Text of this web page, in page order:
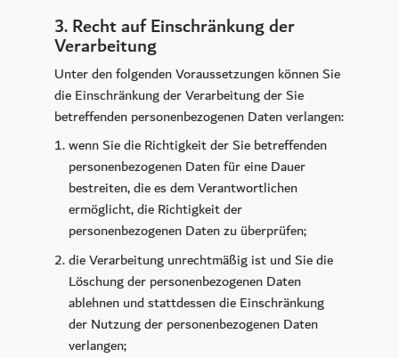
3. Recht auf Einschränkung der
Verarbeitung
Unter den folgenden Voraussetzungen können Sie
die Einschränkung der Verarbeitung der Sie
betreffenden personenbezogenen Daten verlangen:
wenn Sie die Richtigkeit der Sie betreffenden
personenbezogenen Daten für eine Dauer
bestreiten, die es dem Verantwortlichen
ermöglicht, die Richtigkeit der
personenbezogenen Daten zu überprüfen;
die Verarbeitung unrechtmäßig ist und Sie die
Löschung der personenbezogenen Daten
ablehnen und stattdessen die Einschränkung
der Nutzung der personenbezogenen Daten
verlangen;